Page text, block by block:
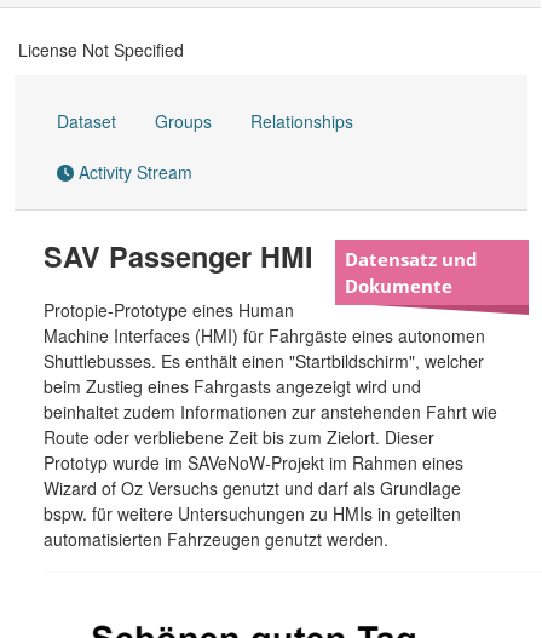
License Not Specified
Dataset Groups Relationships
Activity Stream
Datensatz und
Dokumente
SAV Passenger HMI
Protopie-Prototype eines Human
Machine Interfaces (HMI) für Fahrgäste eines autonomen
Shuttlebusses. Es enthält einen "Startbildschirm", welcher
beim Zustieg eines Fahrgasts angezeigt wird und
beinhaltet zudem Informationen zur anstehenden Fahrt wie
Route oder verbliebene Zeit bis zum Zielort. Dieser
Prototyp wurde im SAVeNoW-Projekt im Rahmen eines
Wizard of Oz Versuchs genutzt und darf als Grundlage
bspw. für weitere Untersuchungen zu HMIs in geteilten
automatisierten Fahrzeugen genutzt werden.